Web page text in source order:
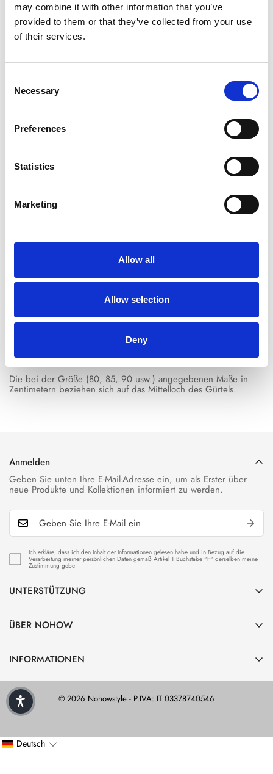
may combine it with other information that you’ve
provided to them or that they’ve collected from your use
of their services.
Selection
Necessary
Preferences
Statistics
Marketing
Allow all
Allow selection
Deny
00:44:53
Menge
für alle Bestellungen über 150€*
SKU: NH2303MARR-328
Produkte
Rückgabe
- Farbe: braun
- Abgerundete, eingelegte Schnalle aus verzinktem Metall
- Zehenkappe aus verzinktem Metall
Die bei der Größe (80, 85, 90 usw.) angegebenen Maße in
Zentimetern beziehen sich auf das Mittelloch des Gürtels.
UNTERSTÜTZUNG
Rückerstattungspolitik
ÜBER NOHOW
Größentabelle
Produktpflege
INFORMATIONEN
Datenschutz
Erstattungspolitik
Cookies aktivieren
Anmelden
Geben Sie unten Ihre E-Mail-Adresse ein, um als Erster über
neue Produkte und Kollektionen informiert zu werden.
Ich erkläre, dass ich den Inhalt der Informationen gelesen habe und in Bezug auf die
Verarbeitung meiner persönlichen Daten gemäß Artikel 1 Buchstabe "F" derselben meine
Zustimmung gebe.
© 2026 Nohowstyle - P.IVA: IT 03378740546
Confirm your age
Are you 18 years old or older?
Deutsch